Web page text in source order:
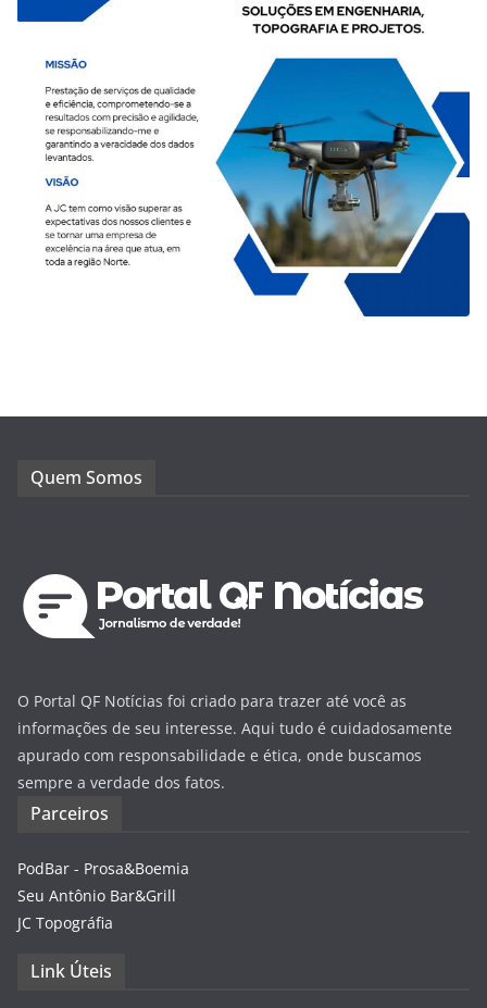
Quem Somos
O Portal QF Notícias foi criado para trazer até você as
informações de seu interesse. Aqui tudo é cuidadosamente
apurado com responsabilidade e ética, onde buscamos
sempre a verdade dos fatos.
Parceiros
PodBar - Prosa&Boemia
Seu Antônio Bar&Grill
JC Topográfia
Link Úteis